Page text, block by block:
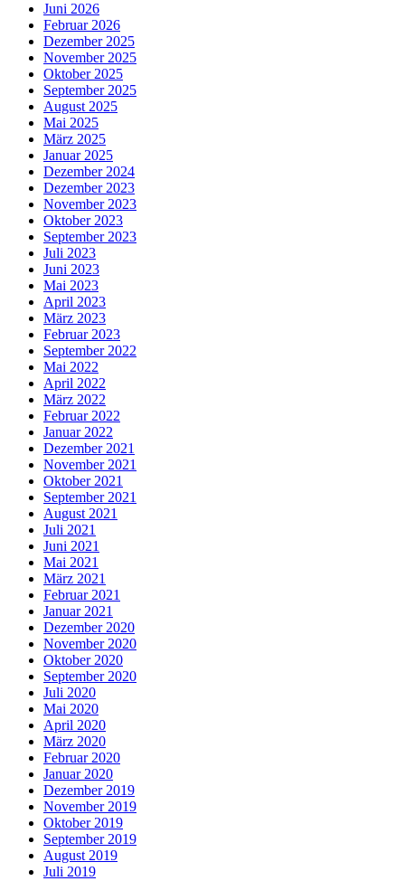
Juni 2026
Februar 2026
Dezember 2025
November 2025
Oktober 2025
September 2025
August 2025
Mai 2025
März 2025
Januar 2025
Dezember 2024
Dezember 2023
November 2023
Oktober 2023
September 2023
Juli 2023
Juni 2023
Mai 2023
April 2023
März 2023
Februar 2023
September 2022
Mai 2022
April 2022
März 2022
Februar 2022
Januar 2022
Dezember 2021
November 2021
Oktober 2021
September 2021
August 2021
Juli 2021
Juni 2021
Mai 2021
März 2021
Februar 2021
Januar 2021
Dezember 2020
November 2020
Oktober 2020
September 2020
Juli 2020
Mai 2020
April 2020
März 2020
Februar 2020
Januar 2020
Dezember 2019
November 2019
Oktober 2019
September 2019
August 2019
Juli 2019